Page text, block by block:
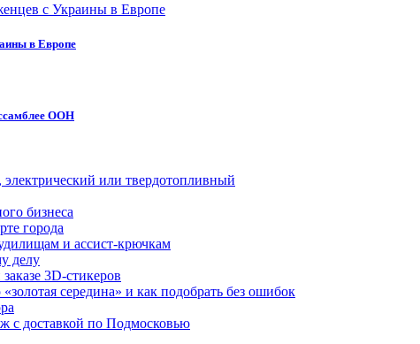
в Европе
ООН
электрический или твердотопливный
бизнеса
города
и ассист-крючкам
делу
3D-стикеров
середина» и как подобрать без ошибок
с доставкой по Подмосковью